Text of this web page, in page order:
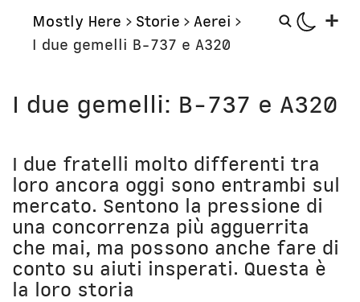
Mostly Here > Storie > Aerei >
I due gemelli B-737 e A320
+
Mostly
Mostly Friends
Il Posto di Antonio
Storie
Aerei
Computer
Libri
Il Culto della Mela
Narrazioni
Lavori in corso
Bottega
Digito Ergo Sum
Domenica Internet
Nausicaa
I due gemelli: B-737 e A320
I due fratelli molto differenti tra
loro ancora oggi sono entrambi sul
mercato. Sentono la pressione di
una concorrenza più agguerrita
che mai, ma possono anche fare di
conto su aiuti insperati. Questa è
la loro storia